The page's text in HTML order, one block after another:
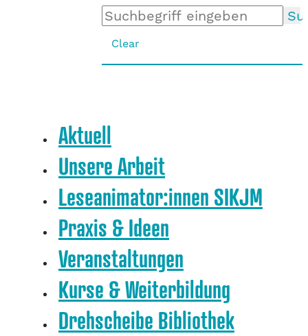
Clear
Aktuell
Unsere Arbeit
Leseanimator:innen SIKJM
Praxis & Ideen
Veranstaltungen
Kurse & Weiterbildung
Drehscheibe Bibliothek